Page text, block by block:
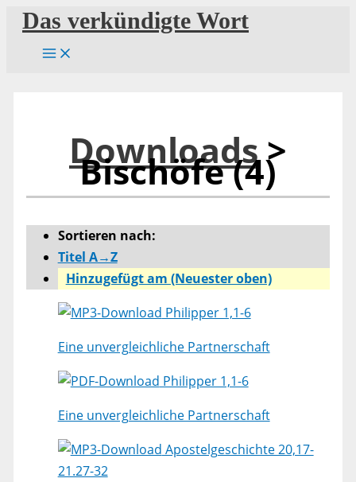
Zum
Inhalt
springen
Das verkündigte Wort
Downloads>
Bischöfe (4)
Sortieren nach:
Titel A→Z
Hinzugefügt am (Neuester oben)
Philipper 1,1-6
Eine unvergleichliche Partnerschaft
Philipper 1,1-6
Eine unvergleichliche Partnerschaft
Apostelgeschichte 20,17-
21.27-32